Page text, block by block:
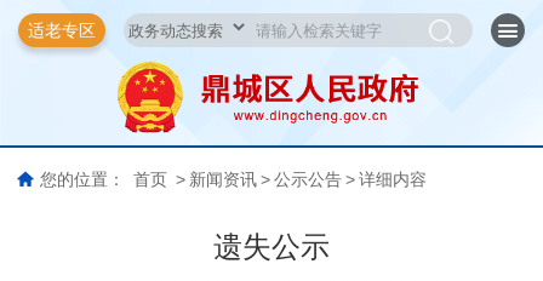
适老专区
您的位置： 首页 > 新闻资讯 > 公示公告 > 详细内容
遗失公示